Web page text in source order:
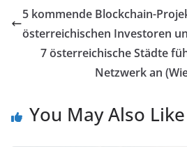
5 kommende Blockchain-
österreichischen Investoren
7 österreichische Städte
Netzwerk an
You May Also Like